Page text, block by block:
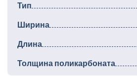
Тип
Ширина
Длина
Толщина поликарбоната